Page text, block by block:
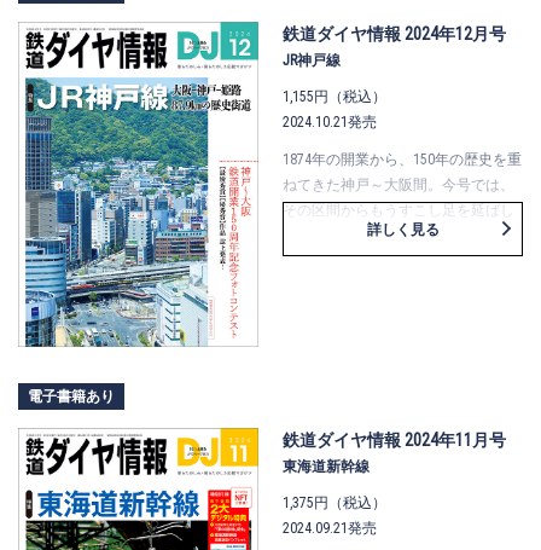
ーターを設置した『京成ホテルミラ
マーレ』への宿泊取材や、京成上野
も。駅に潜むナゾ、成田スカイア ク
セスの複雑な歴史や管理関係につい
てもまとめました。 そして、京成電
鉄への合併間近の新京成電鉄は、
「曲線」に注目しながら乗り通し。
ジェントルピンクのカラーの車両
も、まもなく見納めです。
鉄道ダイヤ情報 2024年12月号
JR神戸線
1,155円（税込）
2024.10.21発売
1874年の開業から、150年の歴史を重
ねてきた神戸～大阪間。今号では、
その区間からもうすこし足を延ばし
て、大阪～神戸～姫路間の通称「Ｊ
Ｒ神戸線」を特集します。
編集部も協力した周年記念のフォト
コンテストの結果も誌上発表。
さ・濃密なダイヤに引けを取らない
ような、内容の多様さ・濃密な構成
詳しく見る
電子書籍あり
鉄道ダイヤ情報 2024年11月号
東海道新幹線
1,375円（税込）
2024.09.21発売